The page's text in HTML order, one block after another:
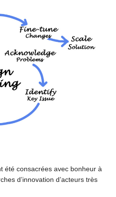
été consacrées avec bonheur à
d’innovation d’acteurs très